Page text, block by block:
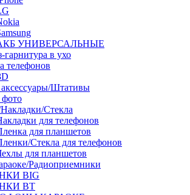
УНИВЕРСАЛЬНЫЕ
гарнитура в ухо
телефонов
Штативы
Стекла
для телефонов
для планшетов
Стекла для телефонов
для планшетов
Радиоприемники
BIG
BT